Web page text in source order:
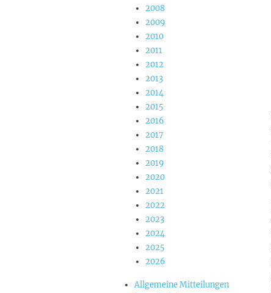
2008
2009
2010
2011
2012
2013
2014
2015
2016
2017
2018
2019
2020
2021
2022
2023
2024
2025
2026
Allgemeine Mitteilungen